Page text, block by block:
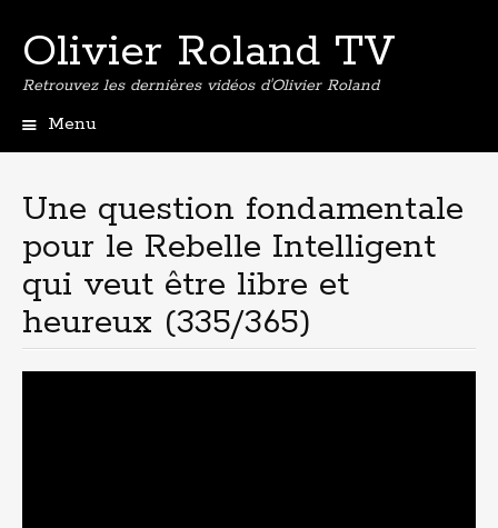
Olivier Roland TV
Retrouvez les dernières vidéos d'Olivier Roland
Menu
principal
Une question fondamentale
pour le Rebelle Intelligent
qui veut être libre et
heureux (335/365)